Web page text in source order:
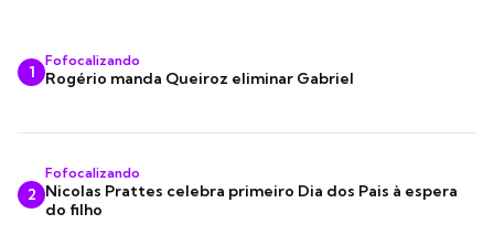
1
Fofocalizando
Rogério manda Queiroz eliminar Gabriel
2
Fofocalizando
Nicolas Prattes celebra primeiro Dia dos Pais à espera
do filho